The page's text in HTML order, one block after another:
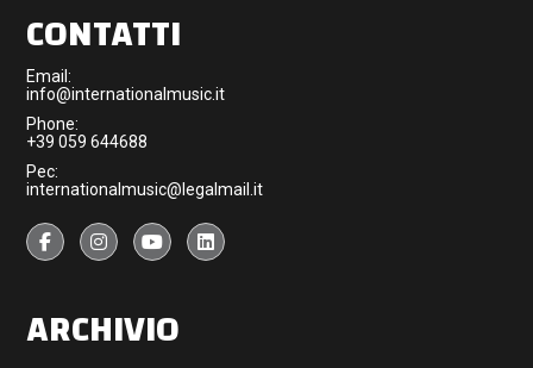
CONTATTI
Email:
info@internationalmusic.it
Phone:
+39 059 644688
Pec:
internationalmusic@legalmail.it
ARCHIVIO